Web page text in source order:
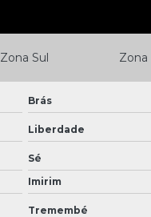
Zona Sul
Brás
Liberdade
Sé
Imirim
Tremembé